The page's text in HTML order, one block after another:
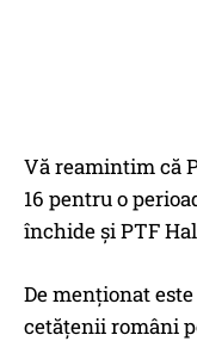
Vă reamintim că
16 pentru o
închide și PTF
De menționat
cetățenii români